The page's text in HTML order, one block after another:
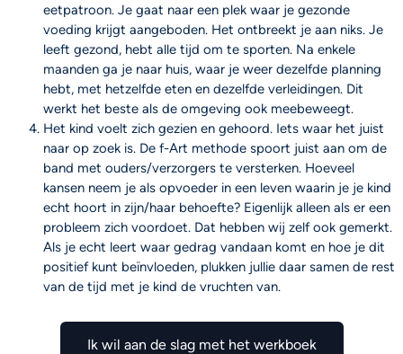
eetpatroon. Je gaat naar een plek waar je gezonde
voeding krijgt aangeboden. Het ontbreekt je aan niks. Je
leeft gezond, hebt alle tijd om te sporten. Na enkele
maanden ga je naar huis, waar je weer dezelfde planning
hebt, met hetzelfde eten en dezelfde verleidingen. Dit
werkt het beste als de omgeving ook meebeweegt.
Het kind voelt zich gezien en gehoord. Iets waar het juist
naar op zoek is. De f-Art methode spoort juist aan om de
band met ouders/verzorgers te versterken. Hoeveel
kansen neem je als opvoeder in een leven waarin je je kind
echt hoort in zijn/haar behoefte? Eigenlijk alleen als er een
probleem zich voordoet. Dat hebben wij zelf ook gemerkt.
Als je echt leert waar gedrag vandaan komt en hoe je dit
positief kunt beïnvloeden, plukken jullie daar samen de rest
van de tijd met je kind de vruchten van.
Ik wil aan de slag met het werkboek